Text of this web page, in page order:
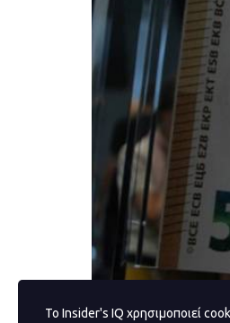
Το Insider's IQ χρησιμοποιεί